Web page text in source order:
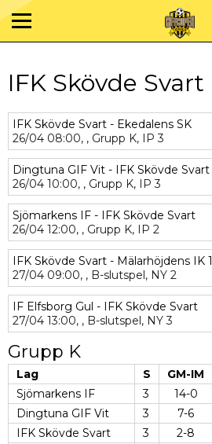
IFK Skövde Svart
IFK Skövde Svart - Ekedalens SK
26/04 08:00, , Grupp K, IP 3
Dingtuna GIF Vit - IFK Skövde Svart
26/04 10:00, , Grupp K, IP 3
Sjömarkens IF - IFK Skövde Svart
26/04 12:00, , Grupp K, IP 2
IFK Skövde Svart - Mälarhöjdens IK 1
27/04 09:00, , B-slutspel, NY 2
IF Elfsborg Gul - IFK Skövde Svart
27/04 13:00, , B-slutspel, NY 3
Grupp K
Lag S GM-IM
Sjömarkens IF
3 14-0
Dingtuna GIF Vit
3 7-6
IFK Skövde Svart
3 2-8